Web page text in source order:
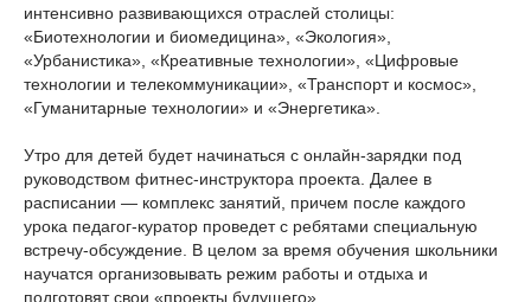
интенсивно развивающихся отраслей столицы:
«Биотехнологии и биомедицина», «Экология»,
«Урбанистика», «Креативные технологии», «Цифровые
технологии и телекоммуникации», «Транспорт и космос»,
«Гуманитарные технологии» и «Энергетика».
Утро для детей будет начинаться с онлайн-зарядки под
руководством фитнес-инструктора проекта. Далее в
расписании — комплекс занятий, причем после каждого
урока педагог-куратор проведет с ребятами специальную
встречу-обсуждение. В целом за время обучения школьники
научатся организовывать режим работы и отдыха и
подготовят свои «проекты будущего».